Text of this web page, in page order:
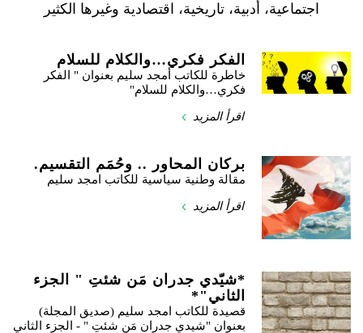
اجتماعية، أدبية، تاريخية، اقتصادية وغيرها الكثير
الفكر فكري…والكلام للسلام
خاطرة للكاتب أمجد سليم بعنوان " الفكر
فكري…والكلام للسلام"
اقرأ المزيد
بركان المحاور .. وحُمَم التقسيم.
مقالة وطنية سياسية للكاتب امجد سليم
اقرأ المزيد
*شيّدي جدران مَن شئتِ " الجزء
الثاني"*
قصيدة للكاتب امجد سليم (صديق المجلة)
بعنوان "شيدي جدران مَن شئتِ " - الجزء الثاني